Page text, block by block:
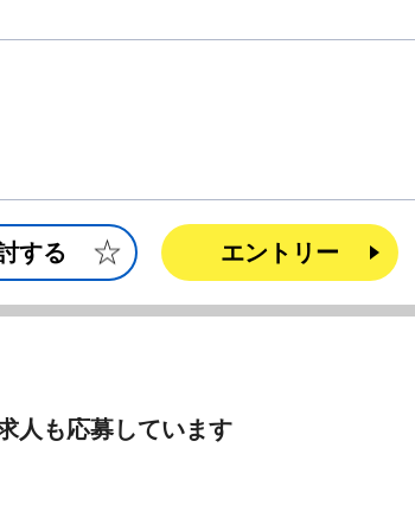
する エントリー
人も応募しています